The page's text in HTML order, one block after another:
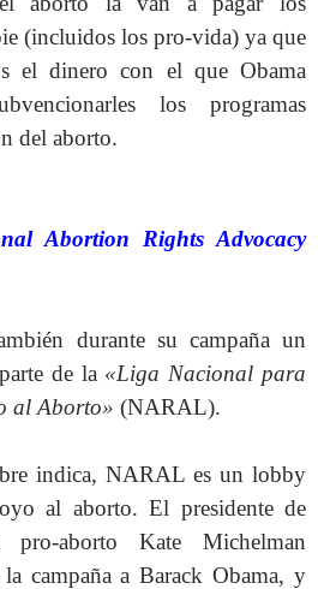
(incluidos los pro-vida) ya que
el dinero con el que Obama
los programas
del aborto.
Abortion Rights Advocacy
durante su campaña un
de la «Liga Nacional para
al Aborto» (NARAL).
indica, NARAL es un lobby
al aborto. El presidente de
aborto Kate Michelman
campaña a Barack Obama, y